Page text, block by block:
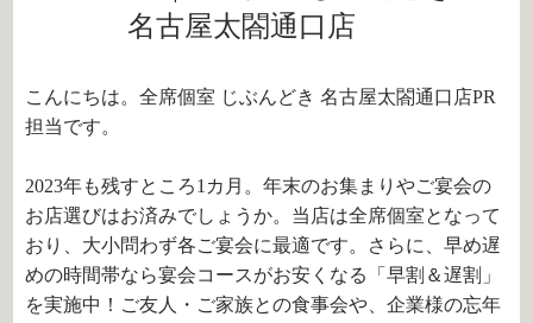
名古屋太閤通口店
こんにちは。全席個室 じぶんどき 名古屋太閤通口店PR
担当です。
2023年も残すところ1カ月。年末のお集まりやご宴会の
お店選びはお済みでしょうか。当店は全席個室となって
おり、大小問わず各ご宴会に最適です。さらに、早め遅
めの時間帯なら宴会コースがお安くなる「早割＆遅割」
を実施中！ご友人・ご家族との食事会や、企業様の忘年